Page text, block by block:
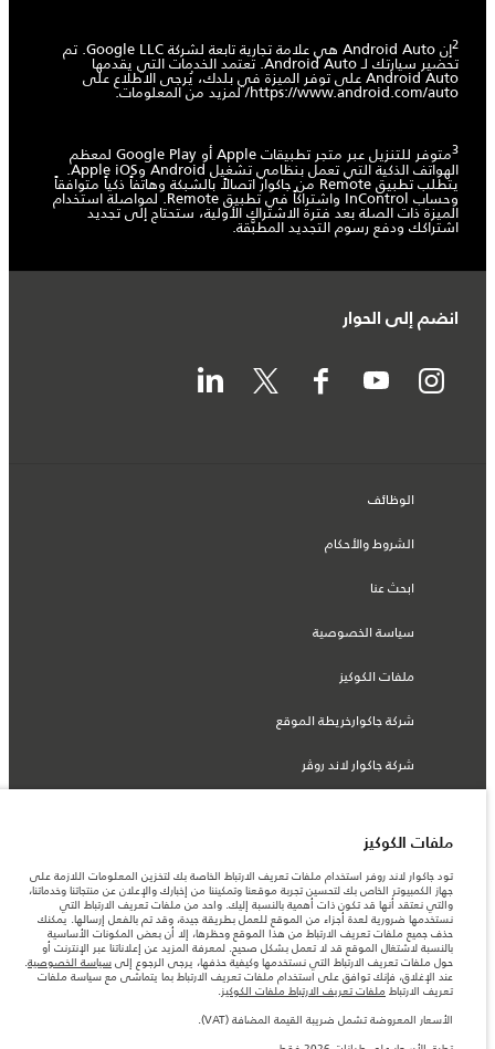
2 إن Android Auto هي علامة تجارية تابعة لشركة Google LLC. تم
تحضير سيارتك لـ Android Auto. تعتمد الخدمات التي يقدمها
Android Auto على توفر الميزة في بلدك، يُرجى الاطلاع على
https://www.android.com/auto/ لمزيد من المعلومات.
3 متوفر للتنزيل عبر متجر تطبيقات Apple أو Google Play لمعظم
الهواتف الذكية التي تعمل بنظامي تشغيل Android وApple iOS.
يتطلب تطبيق Remote من جاكوار اتصالاً بالشبكة وهاتفاً ذكياً متوافقاً
وحساب InControl واشتراكاً في تطبيق Remote. لمواصلة استخدام
الميزة ذات الصلة بعد فترة الاشتراك الأولية، ستحتاج إلى تجديد
اشتراكك ودفع رسوم التجديد المطبَّقة.
انضم إلى الحوار
الوظائف
الشروط والأحكام
ابحث عنا
سياسة الخصوصية
ملفات الكوكيز
شركة جاكوارخريطة الموقع
شركة جاكوار لاند روڤر
الأردن, محمودية موتورز
المعلومات والمواصفات والأسعار والألوان المذكورة على هذا الموقع قد تختلف من بلد إلى
آخر، كما أنّها قد تتغير بدون إشعار مسبق. الرجاء التواصل مع وكيلنا المحلي للتأكد من توفّرها
والتحقق من الأسعار.
الأرقام المقدمة هي نتيجة لاختبارات المصنع الرسمية وفقاً لتشريعات الاتحاد الأوروبي. قد
يتباين استهلك الوقود الفعلي للمركبة عن ذلك المتحقق في تلك الاختبارات كما أن هذه
الأرقام بغرض المقارنة فحسب.
ملاحظة مهمة حول الصور والمواصفات. إن النقص العالمي في أشباه الموصلات يؤثر حاليًا
ملفات الكوكيز
تود جاكوار لاند روفر استخدام ملفات تعريف الارتباط الخاصة بك لتخزين المعلومات اللازمة على
جهاز الكمبيوتر الخاص بك لتحسين تجربة موقعنا وتمكيننا من إخبارك والإعلان عن منتجاتنا وخدماتنا،
والتي نعتقد أنها قد تكون ذات أهمية بالنسبة إليك. واحد من ملفات تعريف الارتباط التي
نستخدمها ضرورية لعدة أجزاء من الموقع للعمل بطريقة جيدة، وقد تم بالفعل إرسالها. يمكنك
حذف جميع ملفات تعريف الارتباط من هذا الموقع وحظرها، إلا أن بعض المكونات الأساسية
بالنسبة لاشتغال الموقع قد لا تعمل بشكل صحيح. لمعرفة المزيد عن إعلاناتنا عبر الإنترنت أو
حول ملفات تعريف الارتباط التي نستخدمها وكيفية حذفها، يرجى الرجوع إلى سياسة الخصوصية.
عند الإغلاق، فإنك توافق على استخدام ملفات تعريف الارتباط بما يتماشى مع سياسة ملفات
تعريف الارتباط ملفات تعريف الارتباط ملفات الكوكيز.
الأسعار المعروضة تشمل ضريبة القيمة المضافة (VAT).